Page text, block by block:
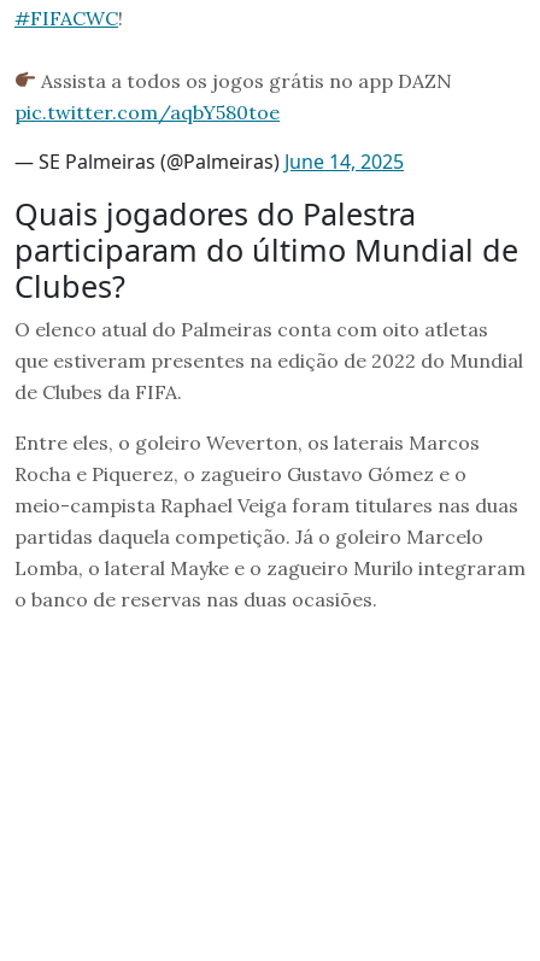
#FIFACWC!
Assista a todos os jogos grátis no app DAZN
pic.twitter.com/aqbY580toe
— SE Palmeiras (@Palmeiras) June 14, 2025
Quais jogadores do Palestra
participaram do último Mundial de
Clubes?
O elenco atual do Palmeiras conta com oito atletas
que estiveram presentes na edição de 2022 do Mundial
de Clubes da FIFA.
Entre eles, o goleiro Weverton, os laterais Marcos
Rocha e Piquerez, o zagueiro Gustavo Gómez e o
meio-campista Raphael Veiga foram titulares nas duas
partidas daquela competição. Já o goleiro Marcelo
Lomba, o lateral Mayke e o zagueiro Murilo integraram
o banco de reservas nas duas ocasiões.